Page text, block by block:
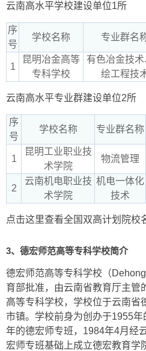
云南高水平学校建设单位1所
序
号
学校名称 专业群名
1
昆明冶金高等
专科学校
有色冶金技术
绘工程技
云南高水平专业群建设单位2所
序
号
学校名称 专业群名称
1
昆明工业职业技
术学院
物流管理
2
云南机电职业技
术学院
机电一体化
技术
点击这里查看全国双高计划院校
3、德宏师范高等专科学校简介
德宏师范高等专科学校（
育部批准，由云南省教育厅主管
高等专科学校，学校位于云南省
市镇。学校前身为创办于1955
年的德宏师专班，1984年4月经
宏师专班基础上成立德宏教育学